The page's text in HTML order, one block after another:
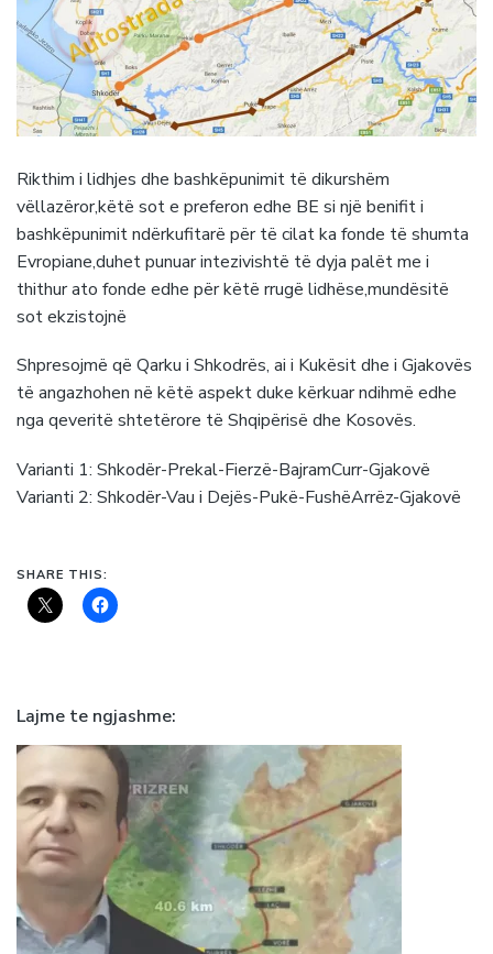
Rikthim i lidhjes dhe bashkëpunimit të dikurshëm
vëllazëror,këtë sot e preferon edhe BE si një benifit i
bashkëpunimit ndërkufitarë për të cilat ka fonde të shumta
Evropiane,duhet punuar intezivishtë të dyja palët me i
thithur ato fonde edhe për këtë rrugë lidhëse,mundësitë
sot ekzistojnë
Shpresojmë që Qarku i Shkodrës, ai i Kukësit dhe i Gjakovës
të angazhohen në këtë aspekt duke kërkuar ndihmë edhe
nga qeveritë shtetërore të Shqipërisë dhe Kosovës.
Varianti 1: Shkodër-Prekal-Fierzë-BajramCurr-Gjakovë
Varianti 2: Shkodër-Vau i Dejës-Pukë-FushëArrëz-Gjakovë
SHARE THIS:
Lajme te ngjashme